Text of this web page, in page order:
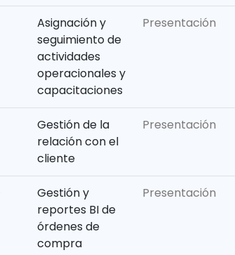
Asignación y
seguimiento de
actividades
operacionales y
capacitaciones
Presentación
Gestión de la
relación con el
cliente
Presentación
Gestión y
reportes BI de
órdenes de
compra
Presentación